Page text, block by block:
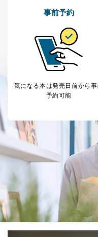
し付けください。開
く書面等については
■電話による場合
TEL:0570-200-223
株式会社富士山マガ
■電子メールによる場合
B.開示等の対応に際
以上での本人確認を実
商品を購入された
号、顧客番号、メー
商品を購入された
名、会社住所、電
採用に応募された
お取引先様：会社
株主様：氏名、住所
C.代理人様による開
事前予約
気になる本は発売日前から事
予約可能